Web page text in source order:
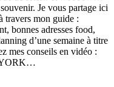
Je vous partage ici
travers mon guide :
bonnes adresses food,
d’une semaine à titre
mes conseils en vidéo :